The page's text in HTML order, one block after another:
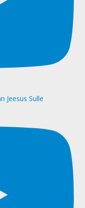
Jeesus Sulle